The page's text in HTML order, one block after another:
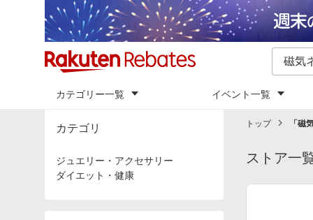
カテゴリー一覧 イベント一覧
カテゴリ
ジュエリー・アクセサリー
ダイエット・健康
トップ 「 磁
ストア一